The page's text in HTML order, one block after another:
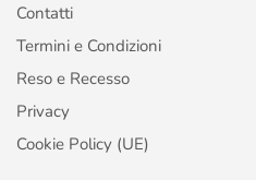
Contatti
Termini e Condizioni
Reso e Recesso
Privacy
Cookie Policy (UE)